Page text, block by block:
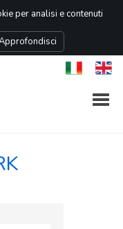
per analisi e contenuti